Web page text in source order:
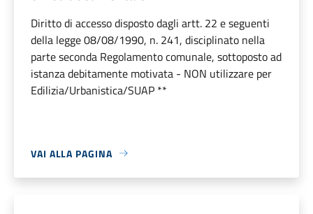
Diritto di accesso disposto dagli artt. 22 e seguenti
della legge 08/08/1990, n. 241, disciplinato nella
parte seconda Regolamento comunale, sottoposto ad
istanza debitamente motivata - NON utilizzare per
Edilizia/Urbanistica/SUAP **
VAI ALLA PAGINA